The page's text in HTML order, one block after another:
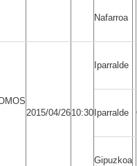
Nafarroa
2015/04/2610:30
Iparralde
Iparralde
Gipuzkoa